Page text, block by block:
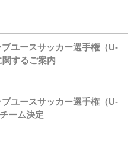
ユースサッカー選手権（U-
するご案内
ユースサッカー選手権（U-
ーム決定